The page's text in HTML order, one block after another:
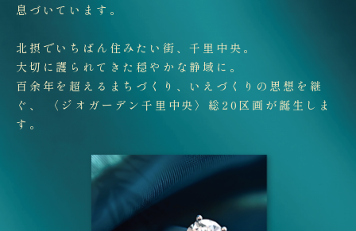
息づいています。
北摂でいちばん住みたい街、千里中央。
大切に護られてきた穏やかな静域に。
百余年を超えるまちづくり、いえづくりの思想を継
ぐ、
〈ジオガーデン千里中央〉総20区画が誕生しま
す。